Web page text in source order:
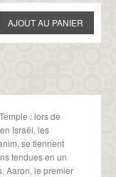
: lors de
Israël, les
se tiennent
tendues en un
Aaron, le premier